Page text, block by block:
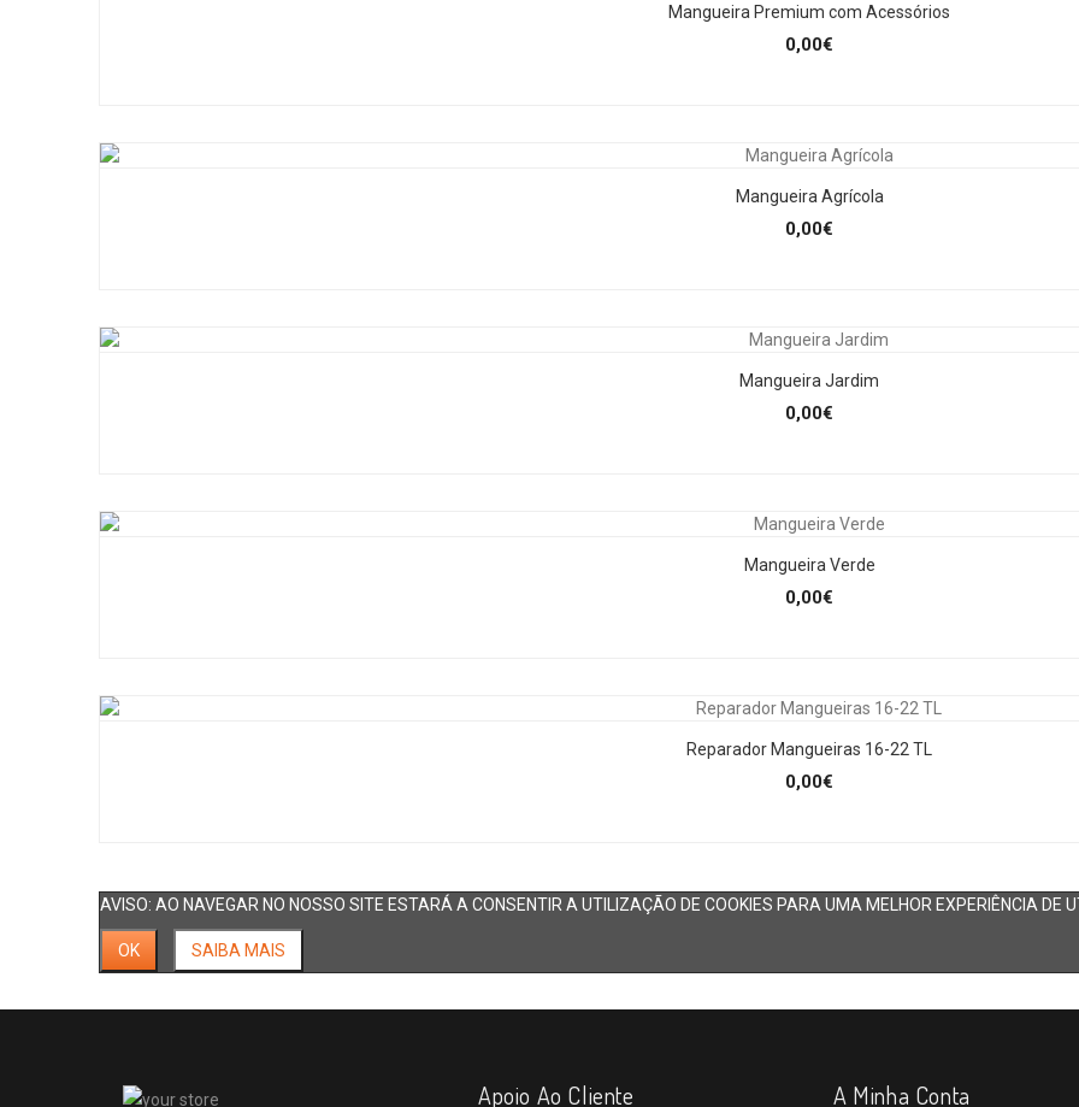
Mangueira Premium com Acessórios
0,00€
Mangueira Agrícola
0,00€
Mangueira Jardim
0,00€
Mangueira Verde
0,00€
Reparador Mangueiras 16-22 TL
0,00€
AVISO: AO NAVEGAR NO NOSSO SITE ESTARÁ A CONSENTIR A UTILIZAÇÃO DE COOKIES PARA UMA MELHOR EXPERIÊNCIA DE
OK SAIBA MAIS
Apoio Ao Cliente A Minha Conta